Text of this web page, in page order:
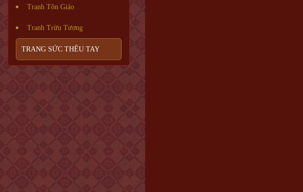
Tranh Tôn Giáo
Tranh Trừu Tượng
TRANG SỨC THÊU TAY